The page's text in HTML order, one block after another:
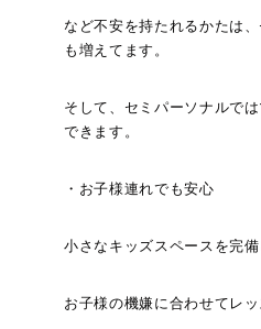
など不安を持たれるかたは
も増えてます。
そして、セミパーソナルで
できます。
・お子様連れでも安心
小さなキッズスペースを完備
お子様の機嫌に合わせてレ